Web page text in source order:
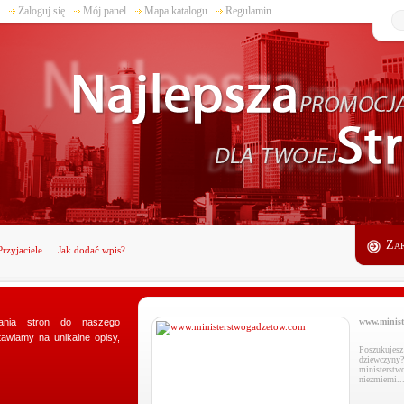
Zaloguj się Mój panel Mapa katalogu Regulamin
Jak dodać wpis?
stron do naszego
na unikalne opisy,